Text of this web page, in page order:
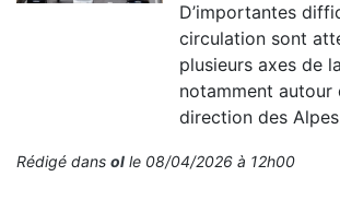
D’importantes
circulation sont
plusieurs axes de
notamment autour
direction des
Rédigé dans ol le 08/04/2026 à 12h00